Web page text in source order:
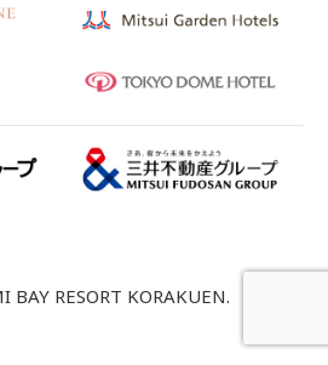
RESORT KORAKUEN.